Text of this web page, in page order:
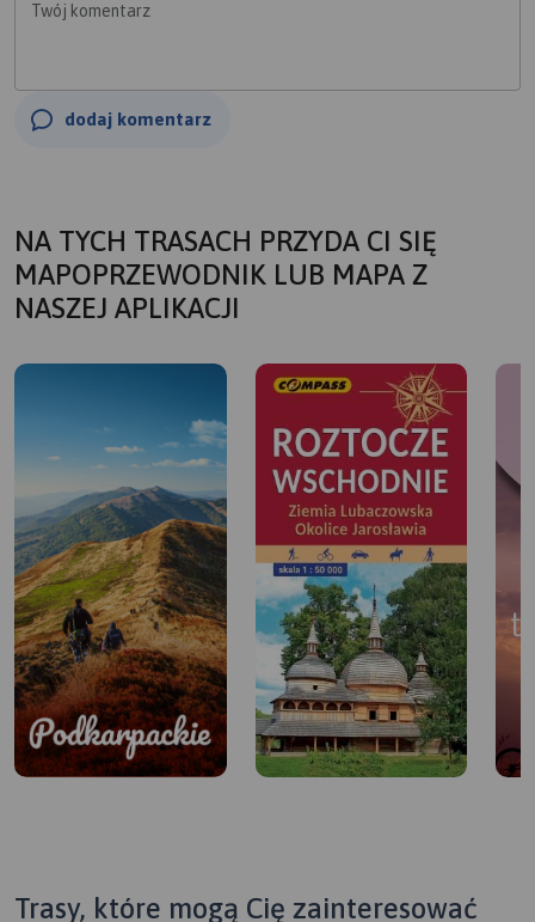
Twój komentarz
dodaj komentarz
NA TYCH TRASACH PRZYDA CI SIĘ
MAPOPRZEWODNIK LUB MAPA Z
NASZEJ APLIKACJI
Trasy, które mogą Cię zainteresować